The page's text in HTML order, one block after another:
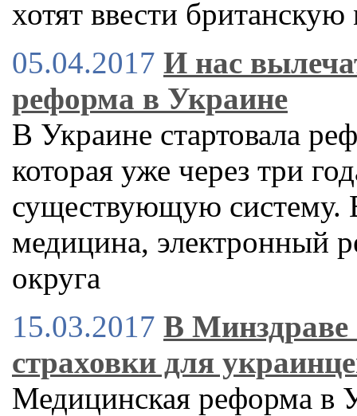
хотят ввести
05.04.2017 И нас
реформа в Украине
В Украине стартовала
которая уже через три
существующую систему.
медицина, электронный
округа
15.03.2017 В Минздраве
страховки для
Медицинская реформа в